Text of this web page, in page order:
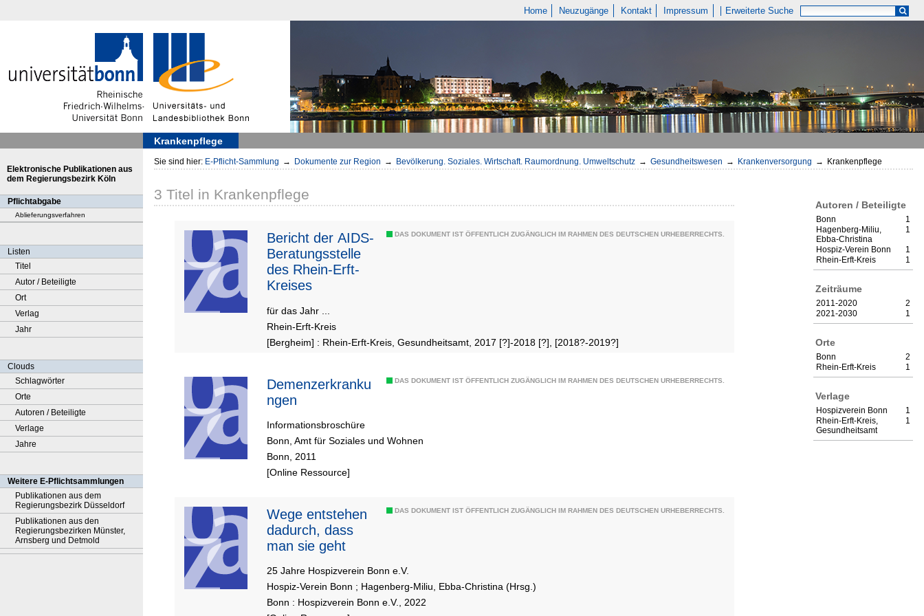
Home Neuzugänge Kontakt Impressum Erweiterte Suche
Krankenpflege
Elektronische Publikationen aus
dem Regierungsbezirk Köln
Pflichtabgabe
Ablieferungsverfahren
Listen
Titel
Autor / Beteiligte
Ort
Verlag
Jahr
Clouds
Schlagwörter
Orte
Autoren / Beteiligte
Verlage
Jahre
Weitere E-Pflichtsammlungen
Publikationen aus dem
Regierungsbezirk Düsseldorf
Publikationen aus den
Regierungsbezirken Münster,
Arnsberg und Detmold
Sie sind hier: E-Pflicht-Sammlung → Dokumente zur Region → Bevölkerung. Soziales. Wirtschaft. Raumordnung. Umweltschutz → Gesundheitswesen → Krankenversorgung → Krankenpflege
Autoren / Beteiligte
1
Bonn
1
Hagenberg-Miliu,
Ebba-Christina
1
Hospiz-Verein Bonn
1
Rhein-Erft-Kreis
Zeiträume
2
2011-2020
1
2021-2030
Orte
2
Bonn
1
Rhein-Erft-Kreis
Verlage
1
Hospizverein Bonn
1
Rhein-Erft-Kreis,
Gesundheitsamt
3 Titel in Krankenpflege
DAS DOKUMENT IST ÖFFENTLICH ZUGÄNGLICH IM RAHMEN DES DEUTSCHEN URHEBERRECHTS.
Bericht der AIDS-
Beratungsstelle
des Rhein-Erft-
Kreises
für das Jahr ...
Rhein-Erft-Kreis
[Bergheim] : Rhein-Erft-Kreis, Gesundheitsamt, 2017 [?]-2018 [?], [2018?-2019?]
DAS DOKUMENT IST ÖFFENTLICH ZUGÄNGLICH IM RAHMEN DES DEUTSCHEN URHEBERRECHTS.
Demenzerkranku
ngen
Informationsbroschüre
Bonn, Amt für Soziales und Wohnen
Bonn, 2011
[Online Ressource]
DAS DOKUMENT IST ÖFFENTLICH ZUGÄNGLICH IM RAHMEN DES DEUTSCHEN URHEBERRECHTS.
Wege entstehen
dadurch, dass
man sie geht
25 Jahre Hospizverein Bonn e.V.
Hospiz-Verein Bonn ; Hagenberg-Miliu, Ebba-Christina (Hrsg.)
Bonn : Hospizverein Bonn e.V., 2022